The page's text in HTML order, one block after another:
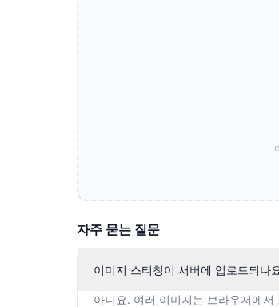
자주 묻는 질문
이미지 스티칭이 서버에 업로드되나
아니요. 여러 이미지는 브라우저에